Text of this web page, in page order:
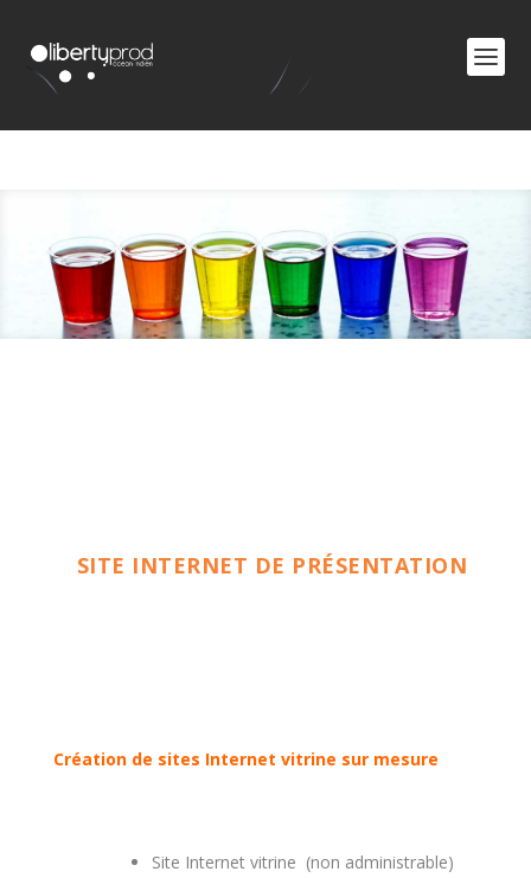
SITE INTERNET DE PRÉSENTATION
Création de sites Internet vitrine sur mesure
Site Internet vitrine (non administrable)